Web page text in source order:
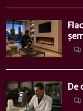
De